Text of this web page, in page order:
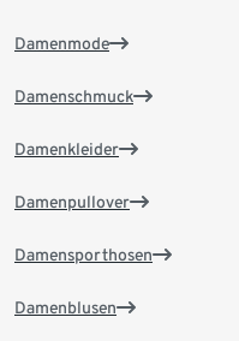
Damenmode
Damenschmuck
Damenkleider
Damenpullover
Damensporthosen
Damenblusen